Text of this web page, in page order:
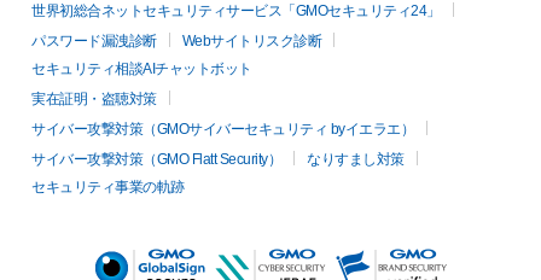
世界初総合ネットセキュリティサービス「GMOセキュリティ24」
パスワード漏洩診断
Webサイトリスク診断
セキュリティ相談AIチャットボット
実在証明・盗聴対策
サイバー攻撃対策（GMOサイバーセキュリティ byイエラエ）
サイバー攻撃対策（GMO Flatt Security）
なりすまし対策
セキュリティ事業の軌跡